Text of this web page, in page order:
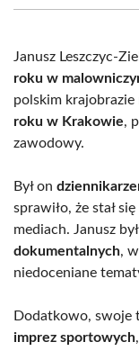
(Twitter)
Janusz Leszczyc-
roku w
polskim krajobrazie
roku w Krakowie,
zawodowy.
Był on
sprawiło, że stał
mediach. Janusz
dokumentalnych,
niedoceniane
Dodatkowo, swoje
imprez sportowych